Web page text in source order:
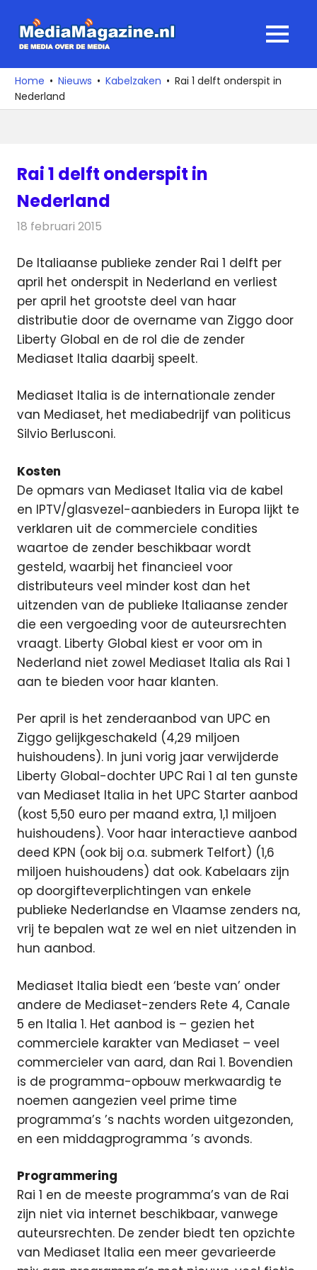
naar
media
over
de
MENU
Home Nieuws Kabelzaken
Rai 1 delft onderspit in
Nederland
Rai 1 delft onderspit in
Nederland
18 februari 2015
De Italiaanse publieke zender Rai 1 delft per
april het onderspit in Nederland en verliest
per april het grootste deel van haar
distributie door de overname van Ziggo door
Liberty Global en de rol die de zender
Mediaset Italia daarbij speelt.
Mediaset Italia is de internationale zender
van Mediaset, het mediabedrijf van politicus
Silvio Berlusconi.
Kosten
De opmars van Mediaset Italia via de kabel
en IPTV/glasvezel-aanbieders in Europa lijkt te
verklaren uit de commerciele condities
waartoe de zender beschikbaar wordt
gesteld, waarbij het financieel voor
distributeurs veel minder kost dan het
uitzenden van de publieke Italiaanse zender
die een vergoeding voor de auteursrechten
vraagt. Liberty Global kiest er voor om in
Nederland niet zowel Mediaset Italia als Rai 1
aan te bieden voor haar klanten.
Per april is het zenderaanbod van UPC en
Ziggo gelijkgeschakeld (4,29 miljoen
huishoudens). In juni vorig jaar verwijderde
Liberty Global-dochter UPC Rai 1 al ten gunste
van Mediaset Italia in het UPC Starter aanbod
(kost 5,50 euro per maand extra, 1,1 miljoen
huishoudens). Voor haar interactieve aanbod
deed KPN (ook bij o.a. submerk Telfort) (1,6
miljoen huishoudens) dat ook. Kabelaars zijn
op doorgifteverplichtingen van enkele
publieke Nederlandse en Vlaamse zenders na,
vrij te bepalen wat ze wel en niet uitzenden in
hun aanbod.
Mediaset Italia biedt een ‘beste van’ onder
andere de Mediaset-zenders Rete 4, Canale
5 en Italia 1. Het aanbod is – gezien het
commerciele karakter van Mediaset – veel
commercieler van aard, dan Rai 1. Bovendien
is de programma-opbouw merkwaardig te
noemen aangezien veel prime time
programma’s ’s nachts worden uitgezonden,
en een middagprogramma ’s avonds.
Programmering
Rai 1 en de meeste programma’s van de Rai
zijn niet via internet beschikbaar, vanwege
auteursrechten. De zender biedt ten opzichte
van Mediaset Italia een meer gevarieerde